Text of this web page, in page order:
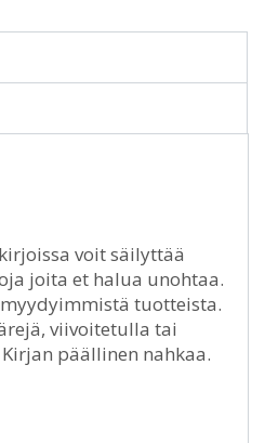
voit säilyttää
joita et halua unohtaa.
tuotteista.
viivoitetulla tai
päällinen nahkaa.